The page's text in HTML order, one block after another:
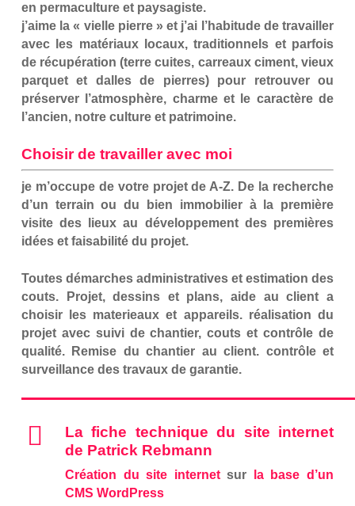
en permaculture et paysagiste.
j’aime la « vielle pierre » et j’ai l’habitude de travailler
avec les matériaux locaux, traditionnels et parfois
de récupération (terre cuites, carreaux ciment, vieux
parquet et dalles de pierres) pour retrouver ou
préserver l’atmosphère, charme et le caractère de
l’ancien, notre culture et patrimoine.
Choisir de travailler avec moi
je m’occupe de votre projet de A-Z. De la recherche
d’un terrain ou du bien immobilier à la première
visite des lieux au développement des premières
idées et faisabilité du projet.
Toutes démarches administratives et estimation des
couts. Projet, dessins et plans, aide au client a
choisir les materieaux et appareils. réalisation du
projet avec suivi de chantier, couts et contrôle de
qualité.
Remise du chantier au client. contrôle et
surveillance des travaux de garantie.
La fiche technique du site internet
de Patrick Rebmann
Création du site internetsur
la base d’un
CMS WordPress